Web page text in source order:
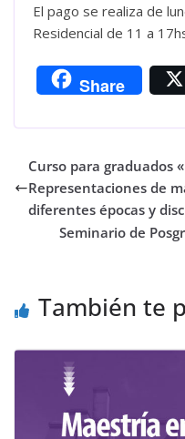
El pago se realiza de
Residencial de 11 a
Share
Curso para graduados
Representaciones de
diferentes épocas y
Seminario de
También te